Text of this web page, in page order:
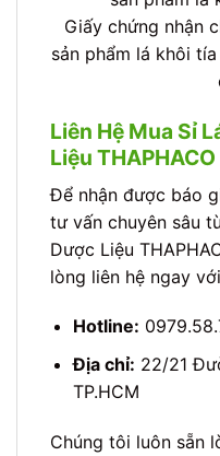
Giấy chứng nhận
sản phẩm lá khôi
Liên Hệ Mua Sỉ
Liệu
Để nhận được báo
tư vấn chuyên sâu
Dược Liệu
lòng liên hệ ngay
Hotline:
Địa chỉ: 22/21
TP.HCM
Chúng tôi luôn sẵn